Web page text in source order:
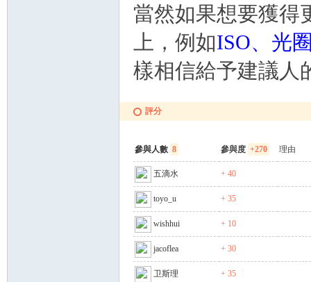
當然如果想要獲得
上，例如ISO、光
樣相信給予建議人
評分
參與人數 8 參與度 +270 理由
五滴水 + 40
toyo_u + 35
wishhui + 10
jacoflea + 30
卫斯理 + 35